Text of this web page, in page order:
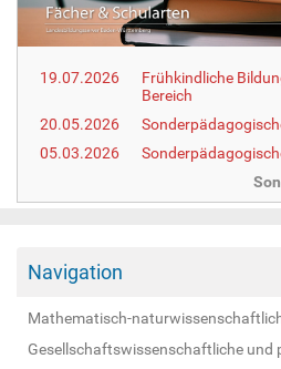
e
19.07.2026
Frühkindliche
Bereich
20.05.2026
05.03.2026
Navigation
Mathematisch-
Gesellschaftswissenschaftliche und